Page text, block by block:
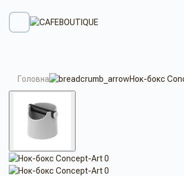
Головна Нок-бокс